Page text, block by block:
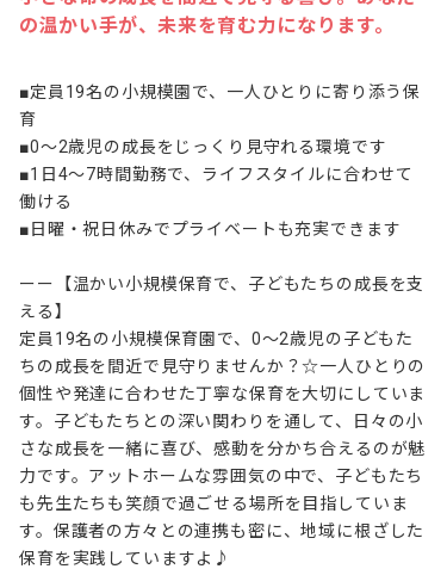
の温かい手が、未来を育む力になります。
■定員19名の小規模園で、一人ひとりに寄り添う保
育
■0～2歳児の成長をじっくり見守れる環境です
■1日4～7時間勤務で、ライフスタイルに合わせて
働ける
■日曜・祝日休みでプライベートも充実できます
ーー【温かい小規模保育で、子どもたちの成長を支
える】
定員19名の小規模保育園で、0～2歳児の子どもた
ちの成長を間近で見守りませんか？☆一人ひとりの
個性や発達に合わせた丁寧な保育を大切にしていま
す。子どもたちとの深い関わりを通して、日々の小
さな成長を一緒に喜び、感動を分かち合えるのが魅
力です。アットホームな雰囲気の中で、子どもたち
も先生たちも笑顔で過ごせる場所を目指していま
す。保護者の方々との連携も密に、地域に根ざした
保育を実践していますよ♪